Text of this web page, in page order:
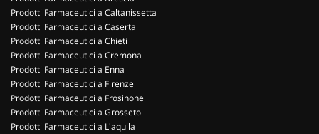
Prodotti Farmaceutici a Caltanissetta
Prodotti Farmaceutici a Caserta
Prodotti Farmaceutici a Chieti
Prodotti Farmaceutici a Cremona
Prodotti Farmaceutici a Enna
Prodotti Farmaceutici a Firenze
Prodotti Farmaceutici a Frosinone
Prodotti Farmaceutici a Grosseto
Prodotti Farmaceutici a L'aquila